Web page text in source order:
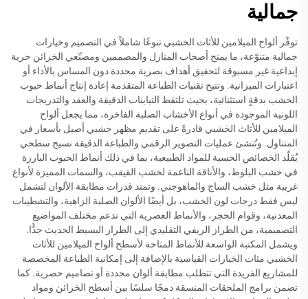
جمالية
توفّر ألواح الميلامين للأثاث الخشبي تنوعًا شاملاً في التصميم وخيارات
جمالية متنوّعة، ما يمنح أصحاب المنازل والمصممين ومصنّعي الخزائن حرية
إبداعية غير مسبوقة لتحقيق أهداف بصرية محددة دون المساس بالأداء أو
اعتبارات الميزانية. وتتيح تقنيات الطباعة المتقدمة إعادة إنتاج أنماط حبوب
الخشب بدقةٍ استثنائية، بحيث تلتقط التباينات الدقيقة والعقد والتدريجات
اللونية الموجودة في أنواع الأخشاب الصلبة الفاخرة، مما يجعل ألواح
الميلامين للأثاث الخشبي قادرةً على تقديم مظهر خشبي أصيل بأسعار في
المتناول. وتُنشئ عمليات التصوير الرقمي والطباعة الدقيقة نسيج سطحي
يُقلّد الخصائص الحسية للمواد الطبيعية، بما في ذلك أنماط الحبوب البارزة
في خشب البلوط، والأناقة الناعمة لخشب القيقب، والسمات المميزة لأنواع
غريبة مثل خشب الساج والماهوجني. وتمتد قدرات مطابقة الألوان لتشمل
ليس فقط درجات لون الخشب، بل أيضًا الألوان الصلبة الزاهية، والتشطيبات
المعدنية، وقوام الحجر، والأنماط العصرية التي تدعم مختلف المواضيع
التصميمية، من الطراز الريفي التقليدي إلى الطراز البسيط الحديث جدًّا.
ويشمل المكتبة الواسعة للأنماط المتاحة لأسطح ألواح الميلامين للأثاث
الخشبي مئات الخيارات القياسية بالإضافة إلى إمكانية الطباعة المخصصة
للمشاريع الفريدة التي تتطلب مطابقة ألوان محددة أو تصاميم حصرية. كما
تضمن برامج الملحقات المنسقة دمجًا سلسًا بين أسطح الخزائن ومواد